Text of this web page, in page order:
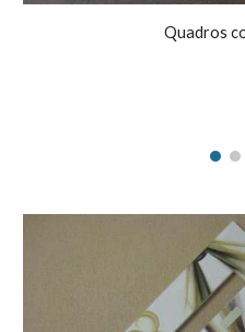
Quadros